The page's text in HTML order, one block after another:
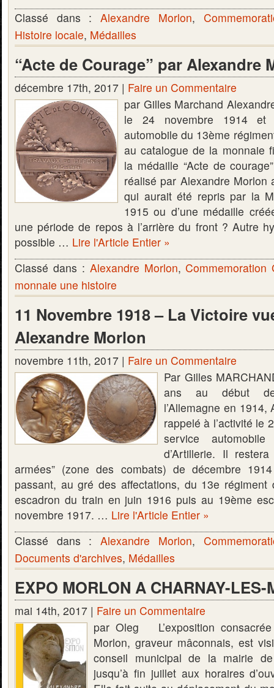
Classé dans :Alexandre Morlon,
Histoire locale, Médailles
“Acte de Courage” par Alexandre
décembre 17th, 2017 | Faire un Commentaire
par Gilles Marchand
le 24 novembre 1914 et
automobile du 13ème
au catalogue de la monnaie
la médaille “Acte de
réalisé par Alexandre Morlon
qui aurait été repris par la
1915 ou d’une médaille
une période de repos à l’arrière du front ? Autre
possible … Lire l'Article Entier »
Classé dans : Alexandre Morlon,Commemoration
monnaie une histoire
11 Novembre 1918 – La Victoire
Alexandre Morlon
novembre 11th, 2017 | Faire un Commentaire
Par Gilles
ans au début
l’Allemagne en
rappelé à l’activité le
service
d’Artillerie. Il
armées” (zone des combats) de décembre
passant, au gré des affectations, du 13e régiment
escadron du train en juin 1916 puis au 19ème
novembre 1917. … Lire l'Article Entier »
Classé dans :Alexandre Morlon,
Documents d'archives, Médailles
EXPO MORLON A CHARNAY-LES-
mai 14th, 2017 | Faire un Commentaire
par Oleg L’exposition
Morlon, graveur mâconnais, est
conseil municipal de la mairie de
jusqu’à fin juillet aux horaires